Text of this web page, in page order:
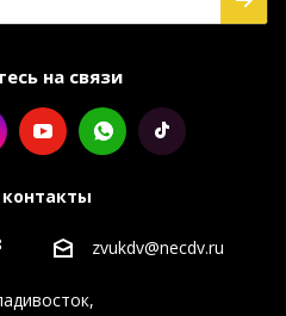
на связи
zvukdv@necdv.ru